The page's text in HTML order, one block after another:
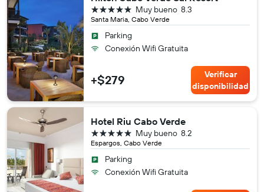
Santa Maria, Cabo Verde
8.3
Muy bueno
5 estrellas
Parking
Conexión Wifi Gratuita
+$279
Verificar
disponibilidad
Hotel Riu Cabo Verde
Espargos, Cabo Verde
8.2
Muy bueno
5 estrellas
Parking
Conexión Wifi Gratuita